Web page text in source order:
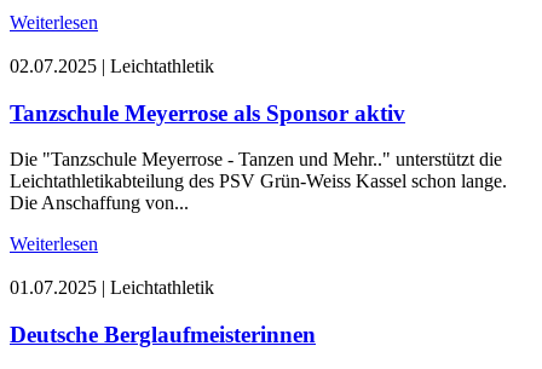
Weiterlesen
02.07.2025 | Leichtathletik
Tanzschule Meyerrose als Sponsor aktiv
Die "Tanzschule Meyerrose - Tanzen und Mehr.." unterstützt die
Leichtathletikabteilung des PSV Grün-Weiss Kassel schon lange.
Die Anschaffung von...
Weiterlesen
01.07.2025 | Leichtathletik
Deutsche Berglaufmeisterinnen